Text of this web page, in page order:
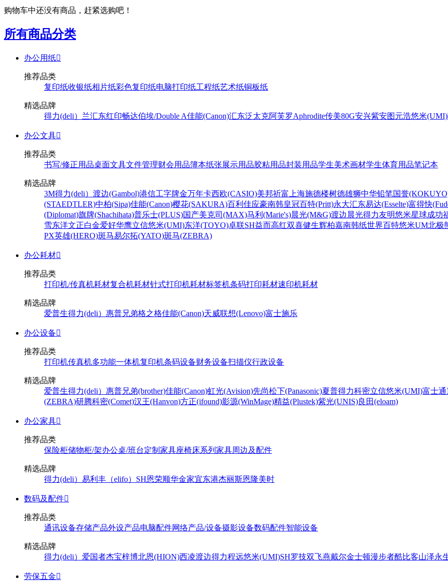
购物车中还没有商品，赶紧选购吧！
所有商品分类
办公用纸
推荐品类
复印纸收银纸相片纸彩色复印纸电脑打印纸工程纸艺术纸铜板纸
精选品牌
得力(deli） 兰汇东红印畅达伯埃/Double A佳能(Canon)汇东泛太克阿芙罗Aphrodite传美80G安兴紫安图元浩悠米(UMI)
办公文具
推荐品类
书写/修正用品桌面文具文件管理财会用品簿本纸张展示用品胶粘用品封装用品学生美术画材学生体育用品笔记本
精选品牌
3M得力(deli） 渡边(Gambol)港信工字牌金万年卡西欧(CASIO)美邦祈富 上海施德楼树德雄狮中华铅笔国誉
(STAEDTLER)中柏(Sipa)佳能(Canon)樱花(SAKURA)百利佳应豪南韩皇冠百特(Pritt)永大汇东易达(Esselte)富得快
(Diplomat)旗牌(Shachihata)普乐士(PLUS)国产美克司(MAX)马利(Marie's)晨光(M&G)渡边 晨光得力友明悠米星球成功
雪东洋文正白金爱好华鹰立信悠米(UMI)东洋(TOYO)卓联SH益而高红双喜健生辉柏嘉南韩纸世界百特悠米UM北极
PX英雄(HERO)斑马易尔拓(YATO)斑马(ZEBRA)
办公耗材
推荐品类
打印机/传真机耗材复合机耗材针式打印机耗材标签机条码打印耗材速印机耗材
精选品牌
爱普生得力(deli） 惠普兄弟格之格佳能(Canon)天威联想(Lenovo)富士施乐
办公设备
推荐品类
打印机传真机多功能一体机复印机条码设备财务设备扫描仪行政设备
精选品牌
爱普生得力(deli） 惠普兄弟(brother)佳能(Canon)虹光(Avision)先尚松下(Panasonic)夏普得力科密立信悠米(UMI)富士通
(ZEBRA)研腾科密(Comet)汉王(Hanvon)方正(ifound)影源(WinMage)精益(Plustek)紫光(UNIS)良田(eloam)
办公家具
推荐品类
保险柜储物柜/架办公桌/班台定制家具座椅床系列 家具周边及配件
精选品牌
得力(deli） 易利丰（elifo） SH恩荣顺华金家宜东港杰丽斯恩隆美时
数码及配件
推荐品类
通讯设备存储产品外设产品电脑配件网络产品/设备摄影设备数码配件智能设备
精选品牌
得力(deli） 爱国者杰宝梓博北恩(HION)西凌渡边得力程远悠米(UMI)SH罗技双飞燕戴尔金士顿漫步者酷比客山泽永
劳保五金